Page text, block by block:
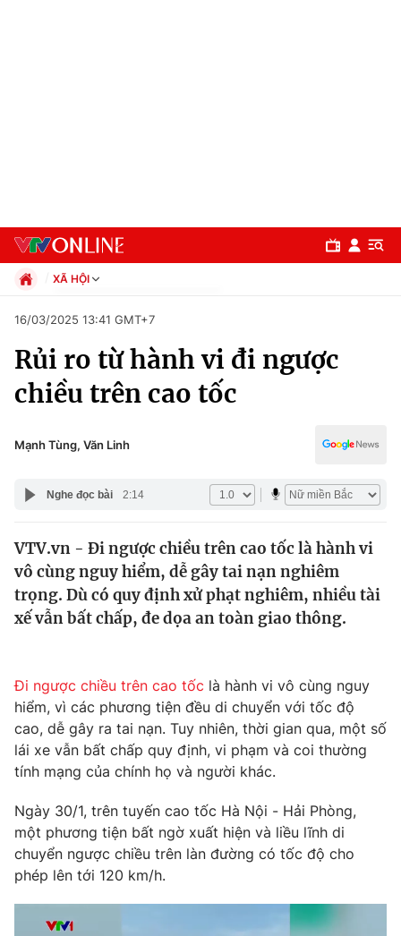
Chuyên mục
Chính trị
Xã hội
Y tế
Thế giới
Thế giới đó đây
Câu chuyện quốc tế
Tài chính
Thị trường
Góc doanh nghiệp
Dữ liệu và đời sống
Truyền hình
Phim VTV
Hậu trường
Nhân vật
Giải trí
Điện ảnh
Đời sống
Giáo dục
XÃ HỘI
Xã hội
Pháp luật
Kinh tế
Thể thao
Văn hóa - Giải trí
Đời sống
Giáo dục
16/03/2025 13:41 GMT+7
Rủi ro từ hành vi đi ngược
chiều trên cao tốc
Mạnh Tùng, Văn Linh
Nghe đọc bài 2:14
VTV.vn - Đi ngược chiều trên cao tốc là hành vi
vô cùng nguy hiểm, dễ gây tai nạn nghiêm
trọng. Dù có quy định xử phạt nghiêm, nhiều tài
xế vẫn bất chấp, đe dọa an toàn giao thông.
Đi ngược chiều trên cao tốc là hành vi vô cùng nguy
hiểm, vì các phương tiện đều di chuyển với tốc độ
cao, dễ gây ra tai nạn. Tuy nhiên, thời gian qua, một số
lái xe vẫn bất chấp quy định, vi phạm và coi thường
tính mạng của chính họ và người khác.
Ngày 30/1, trên tuyến cao tốc Hà Nội - Hải Phòng,
một phương tiện bất ngờ xuất hiện và liều lĩnh di
chuyển ngược chiều trên làn đường có tốc độ cho
phép lên tới 120 km/h.